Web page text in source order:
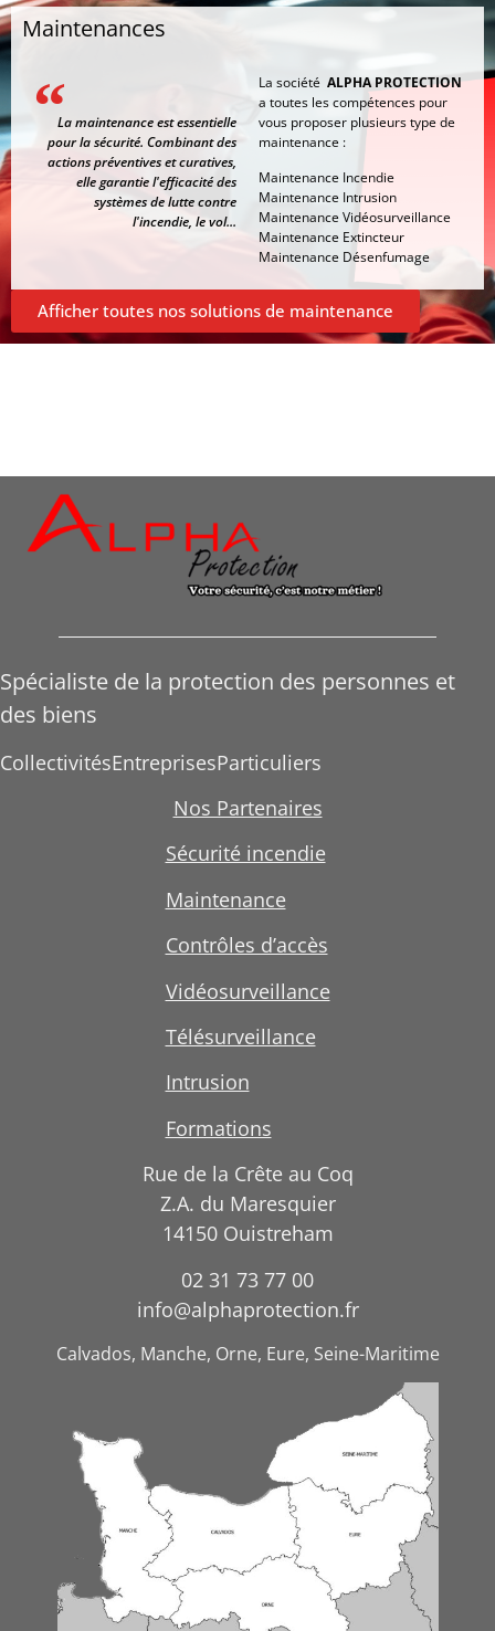
Maintenances
La société ALPHA PROTECTION
a toutes les compétences pour
vous proposer plusieurs type de
maintenance :
Maintenance Incendie
Maintenance Intrusion
Maintenance Vidéosurveillance
Maintenance Extincteur
Maintenance Désenfumage
La maintenance est essentielle
pour la sécurité. Combinant des
actions préventives et curatives,
elle garantie l'efficacité des
systèmes de lutte contre
l'incendie, le vol...
Afficher toutes nos solutions de maintenance
Spécialiste de la protection des personnes et
des biens
CollectivitésEntreprisesParticuliers
Nos Partenaires
Sécurité incendie
Maintenance
Contrôles d’accès
Vidéosurveillance
Télésurveillance
Intrusion
Formations
Rue de la Crête au Coq
Z.A. du Maresquier
14150 Ouistreham
02 31 73 77 00
info@alphaprotection.fr
Calvados, Manche, Orne, Eure, Seine-Maritime